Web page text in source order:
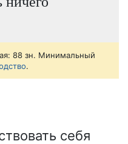
88 зн. Минимальный
.
себя